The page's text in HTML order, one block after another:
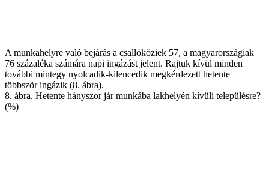
A munkahelyre való bejárás a csallóköziek 57, a magyarországiak
76 százaléka számára napi ingázást jelent. Rajtuk kívül minden
további mintegy nyolcadik-kilencedik megkérdezett hetente
többször ingázik (8. ábra).
8. ábra. Hetente hányszor jár munkába lakhelyén kívüli településre?
(%)